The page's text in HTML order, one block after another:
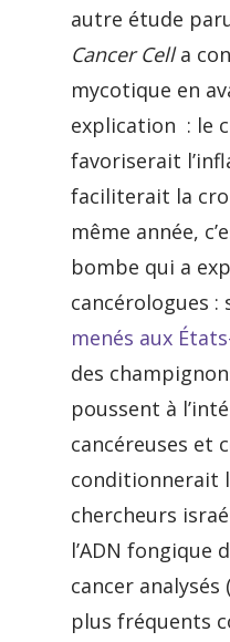
autre étude
Cancer Cella
mycotique en
explication : le
favoriserait
faciliterait la
même année,
bombe qui a
cancérologues :
menés aux
des
poussent à
cancéreuses et
conditionnerait
chercheurs
l’ADN fongique
cancer
plus fréquents